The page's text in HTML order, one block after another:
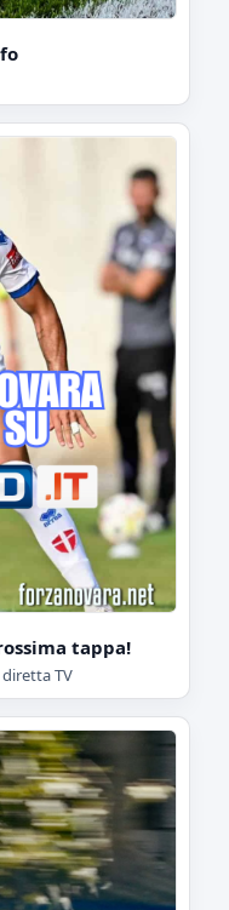
tappa!
TV